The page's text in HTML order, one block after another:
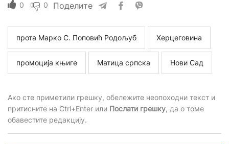
0 0 Поделите
прота Марко С. Поповић Родољуб Херцеговина
промоција књиге Матица српска Нови Сад
Ако сте приметили грешку, обележите неопоходни текст и
притисните на Ctrl+Enter или Послати грешку, да о томе
обавестите редакцију.